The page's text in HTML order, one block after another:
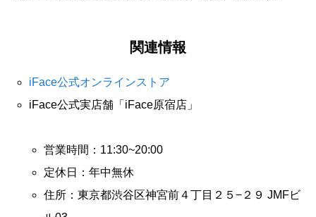
関連情報
iFace公式オンラインストア
iFace公式実店舗「iFace原宿店」
営業時間：11:30~20:00
定休日：年中無休
住所：東京都渋谷区神宮前４丁目２５−２９ JMFビ